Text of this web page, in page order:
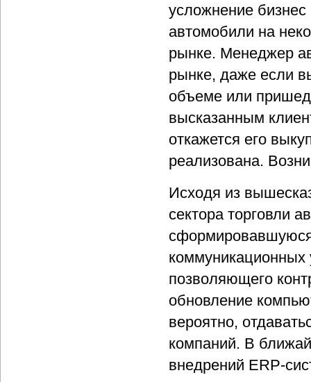
усложнение
автомобили на
рынке. Менеджер
рынке, даже если
объеме или
высказанным
откажется его
реализована.
Исходя из
сектора торговли
коммуникационных
позволяющего
обновление
вероятно,
компаний. В
внедрений ERP-